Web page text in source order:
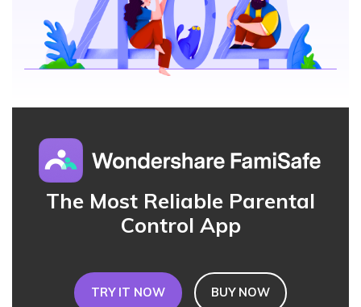
Geonection
Read More>
search
The Most Reliable Parental
Control App
TRY IT NOW BUY NOW